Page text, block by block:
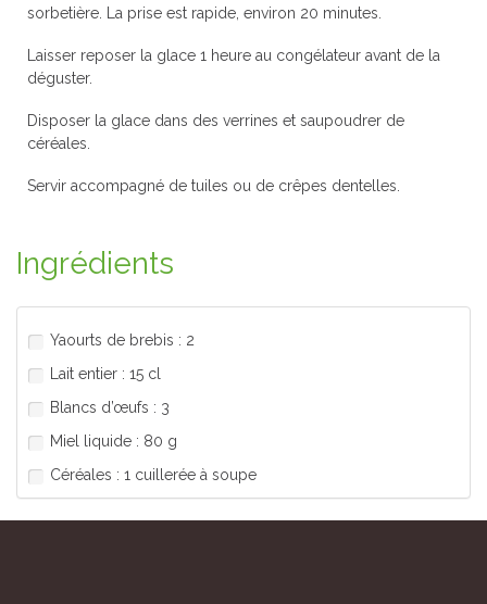
sorbetière. La prise est rapide, environ 20 minutes.
Laisser reposer la glace 1 heure au congélateur avant de la
déguster.
Disposer la glace dans des verrines et saupoudrer de
céréales.
Servir accompagné de tuiles ou de crêpes dentelles.
Ingrédients
Yaourts de brebis : 2
Lait entier : 15 cl
Blancs d’œufs : 3
Miel liquide : 80 g
Céréales : 1 cuillerée à soupe